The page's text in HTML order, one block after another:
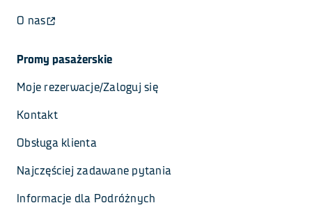
O nas
Promy pasażerskie
Moje rezerwacje/Zaloguj się
Kontakt
Obsługa klienta
Najczęściej zadawane pytania
Informacje dla Podróżnych